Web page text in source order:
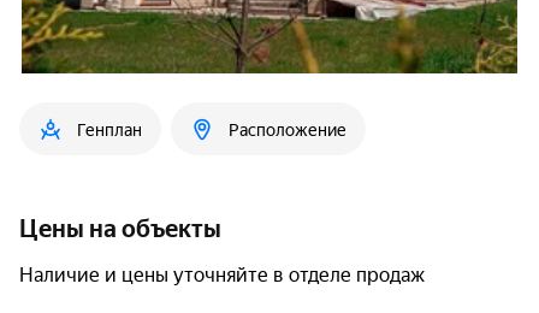
Генплан Расположение
Цены на объекты
Наличие и цены уточняйте в отделе продаж